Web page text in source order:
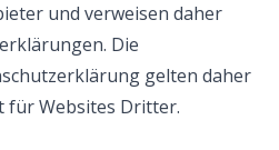
und verweisen daher
Die
gelten daher
für Websites Dritter.